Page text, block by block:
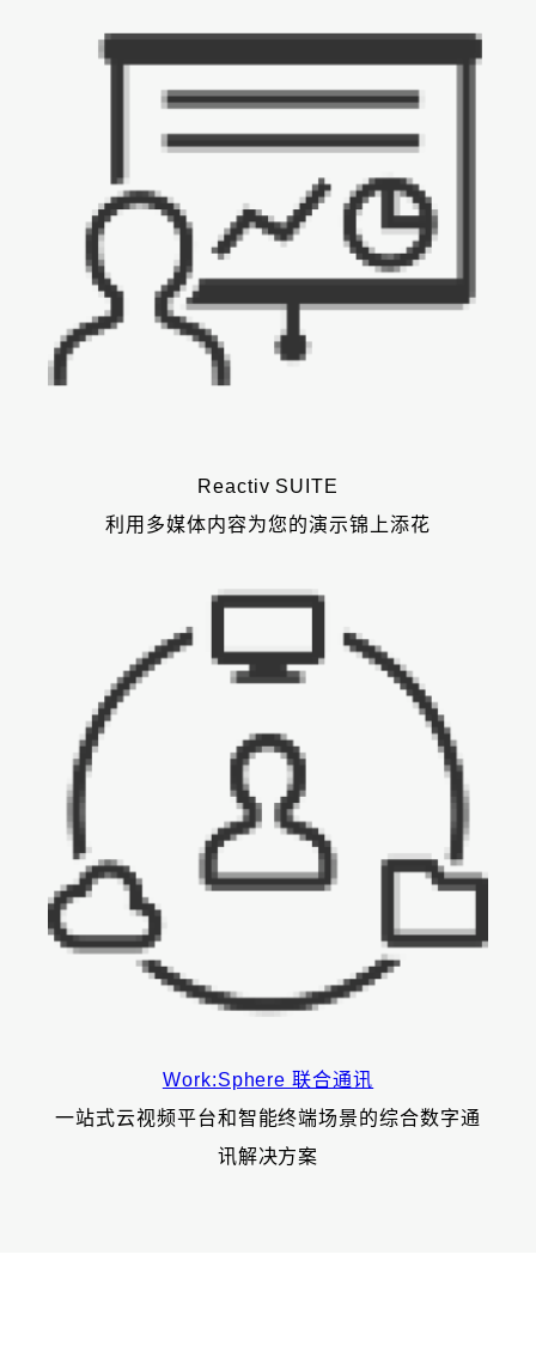
Reactiv SUITE
利用多媒体内容为您的演示锦上添花
Work:Sphere 联合通讯
一站式云视频平台和智能终端场景的综合数字通
讯解决方案